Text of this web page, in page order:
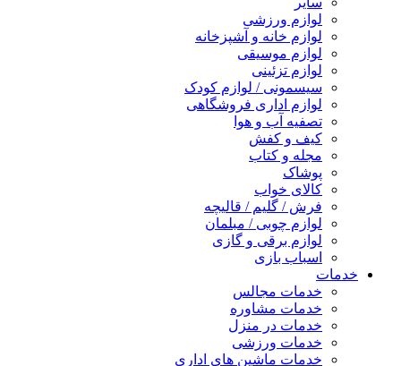
لوازم ورزشی
لوازم خانه و آشپزخانه
لوازم موسیقی
لوازم تزئینی
سیسمونی / لوازم کودک
لوازم اداری فروشگاهی
تصفیه آب و هوا
کیف و کفش
مجله و کتاب
پوشاک
کالای خواب
فرش / گلیم / قالیچه
لوازم چوبی / مبلمان
لوازم برقی و گازی
اسباب بازی
خدمات
خدمات مجالس
خدمات مشاوره
خدمات در منزل
خدمات ورزشی
خدمات ماشین های اداری